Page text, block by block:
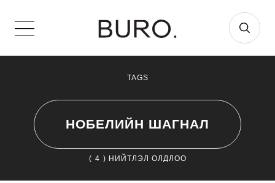
TAGS
НОБЕЛИЙН ШАГНАЛ
( 4 ) НИЙТЛЭЛ ОЛДЛОО